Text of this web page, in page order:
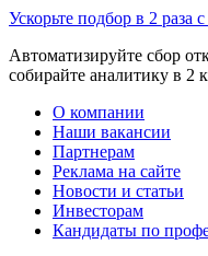
Ускорьте подбор в 2 раза
Автоматизируйте сбор
собирайте аналитику в 2
О компании
Наши вакансии
Партнерам
Реклама на сайте
Новости и статьи
Инвесторам
Кандидаты по